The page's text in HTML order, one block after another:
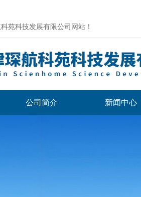
苑科技发展有限公司网站！
公司简介 新闻中心